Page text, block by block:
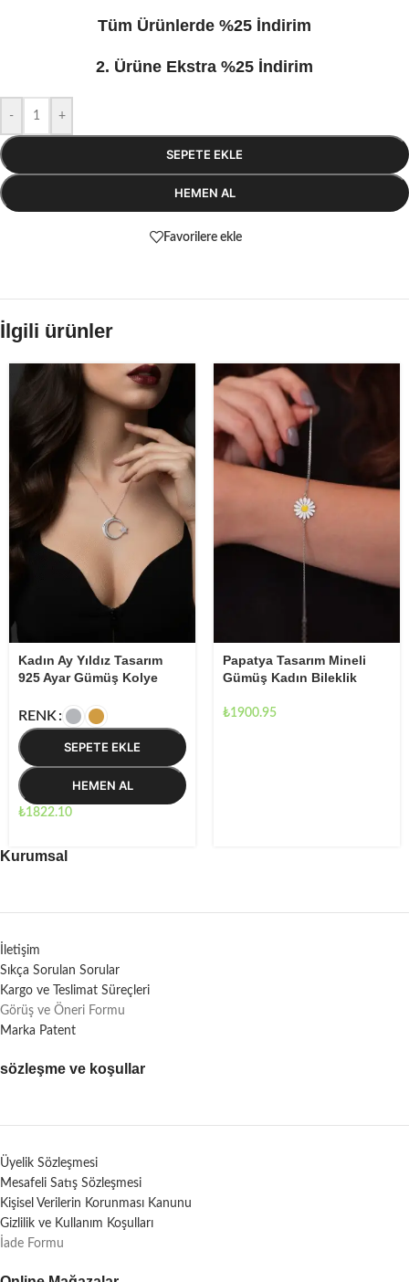
Tüm Ürünlerde %25 İndirim
2. Ürüne Ekstra %25 İndirim
- +
SEPETE EKLE
HEMEN AL
Favorilere ekle
İlgili ürünler
Kadın Ay Yıldız Tasarım
925 Ayar Gümüş Kolye
RENK
SEPETE EKLE
HEMEN AL
₺1822.10
Papatya Tasarım Mineli
Gümüş Kadın Bileklik
₺1900.95
Kurumsal
İletişim
Sıkça Sorulan Sorular
Kargo ve Teslimat Süreçleri
Görüş ve Öneri Formu
Marka Patent
sözleşme ve koşullar
Üyelik Sözleşmesi
Mesafeli Satış Sözleşmesi
Kişisel Verilerin Korunması Kanunu
Gizlilik ve Kullanım Koşulları
İade Formu